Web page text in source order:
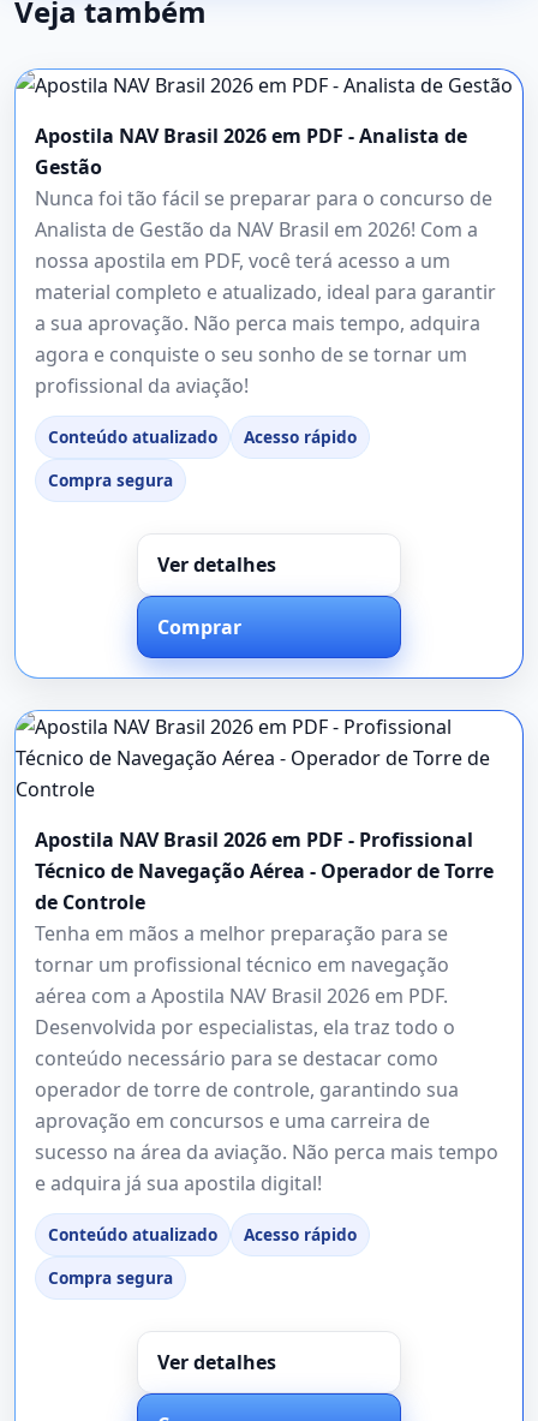
Veja também
Apostila NAV Brasil 2026 em PDF - Analista de
Gestão
Nunca foi tão fácil se preparar para o concurso de
Analista de Gestão da NAV Brasil em 2026! Com a
nossa apostila em PDF, você terá acesso a um
material completo e atualizado, ideal para garantir
a sua aprovação. Não perca mais tempo, adquira
agora e conquiste o seu sonho de se tornar um
profissional da aviação!
Conteúdo atualizado
Acesso rápido
Compra segura
Ver detalhes
Comprar
Apostila NAV Brasil 2026 em PDF - Profissional
Técnico de Navegação Aérea - Operador de Torre
de Controle
Tenha em mãos a melhor preparação para se
tornar um profissional técnico em navegação
aérea com a Apostila NAV Brasil 2026 em PDF.
Desenvolvida por especialistas, ela traz todo o
conteúdo necessário para se destacar como
operador de torre de controle, garantindo sua
aprovação em concursos e uma carreira de
sucesso na área da aviação. Não perca mais tempo
e adquira já sua apostila digital!
Conteúdo atualizado
Acesso rápido
Compra segura
Ver detalhes